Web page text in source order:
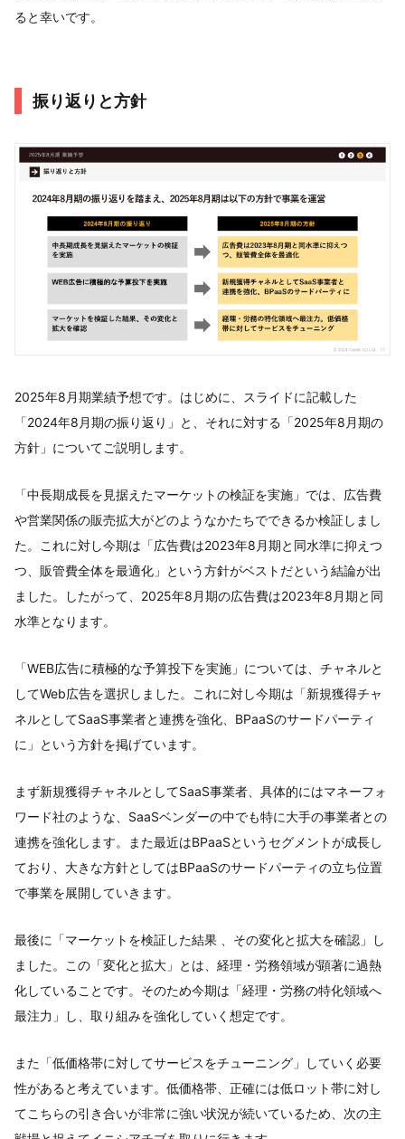
ると幸いです。
振り返りと方針
2025年8月期業績予想です。はじめに、スライドに記載した
「2024年8月期の振り返り」と、それに対する「2025年8月期の
方針」についてご説明します。
「中長期成長を見据えたマーケットの検証を実施」では、広告費
や営業関係の販売拡大がどのようなかたちでできるか検証しまし
た。これに対し今期は「広告費は2023年8月期と同水準に抑えつ
つ、販管費全体を最適化」という方針がベストだという結論が出
ました。したがって、2025年8月期の広告費は2023年8月期と同
水準となります。
「WEB広告に積極的な予算投下を実施」については、チャネルと
してWeb広告を選択しました。これに対し今期は「新規獲得チャ
ネルとしてSaaS事業者と連携を強化、BPaaSのサードパーティ
に」という方針を掲げています。
まず新規獲得チャネルとしてSaaS事業者、具体的にはマネーフォ
ワード社のような、SaaSベンダーの中でも特に大手の事業者との
連携を強化します。また最近はBPaaSというセグメントが成長し
ており、大きな方針としてはBPaaSのサードパーティの立ち位置
で事業を展開していきます。
最後に「マーケットを検証した結果 、その変化と拡大を確認」し
ました。この「変化と拡大」とは、経理・労務領域が顕著に過熱
化していることです。そのため今期は「経理・労務の特化領域へ
最注力」し、取り組みを強化していく想定です。
また「低価格帯に対してサービスをチューニング」していく必要
性があると考えています。低価格帯、正確には低ロット帯に対し
てこちらの引き合いが非常に強い状況が続いているため、次の主